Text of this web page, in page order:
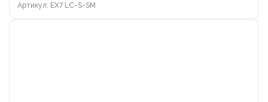
Артикул: EX7 LC-S-SM